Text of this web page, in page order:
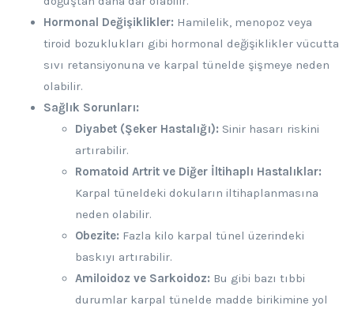
Hormonal Değişiklikler: Hamilelik, menopoz veya
tiroid bozuklukları gibi hormonal değişiklikler vücutta
sıvı retansiyonuna ve karpal tünelde şişmeye neden
olabilir.
Sağlık Sorunları:
Diyabet (Şeker Hastalığı): Sinir hasarı riskini
artırabilir.
Romatoid Artrit ve Diğer İltihaplı Hastalıklar:
Karpal tüneldeki dokuların iltihaplanmasına
neden olabilir.
Obezite: Fazla kilo karpal tünel üzerindeki
baskıyı artırabilir.
Amiloidoz ve Sarkoidoz: Bu gibi bazı tıbbi
durumlar karpal tünelde madde birikimine yol